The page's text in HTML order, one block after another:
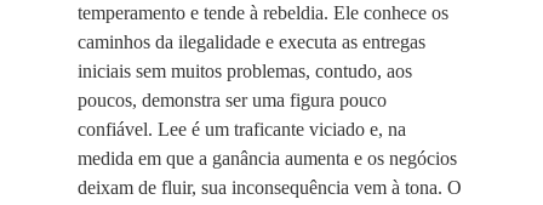
temperamento e tende à rebeldia. Ele conhece os
caminhos da ilegalidade e executa as entregas
iniciais sem muitos problemas, contudo, aos
poucos, demonstra ser uma figura pouco
confiável. Lee é um traficante viciado e, na
medida em que a ganância aumenta e os negócios
deixam de fluir, sua inconsequência vem à tona. O